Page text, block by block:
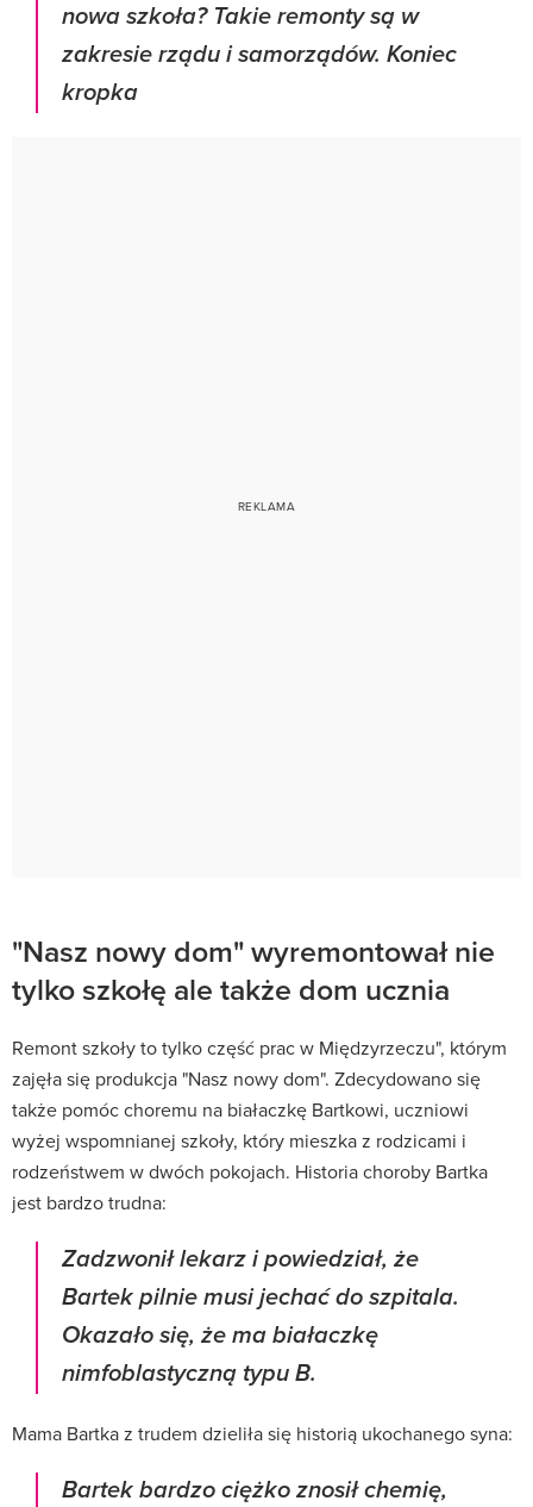
nowa szkoła? Takie remonty są w
zakresie rządu i samorządów. Koniec
kropka
"Nasz nowy dom" wyremontował nie
tylko szkołę ale także dom ucznia
Remont szkoły to tylko część prac w Międzyrzeczu", którym
zajęła się produkcja "Nasz nowy dom". Zdecydowano się
także pomóc choremu na białaczkę Bartkowi, uczniowi
wyżej wspomnianej szkoły, który mieszka z rodzicami i
rodzeństwem w dwóch pokojach. Historia choroby Bartka
jest bardzo trudna:
Zadzwonił lekarz i powiedział, że
Bartek pilnie musi jechać do szpitala.
Okazało się, że ma białaczkę
nimfoblastyczną typu B.
Mama Bartka z trudem dzieliła się historią ukochanego syna:
Bartek bardzo ciężko znosił chemię,